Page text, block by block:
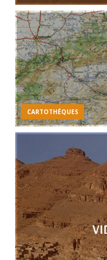
CARTOTHÉQUES